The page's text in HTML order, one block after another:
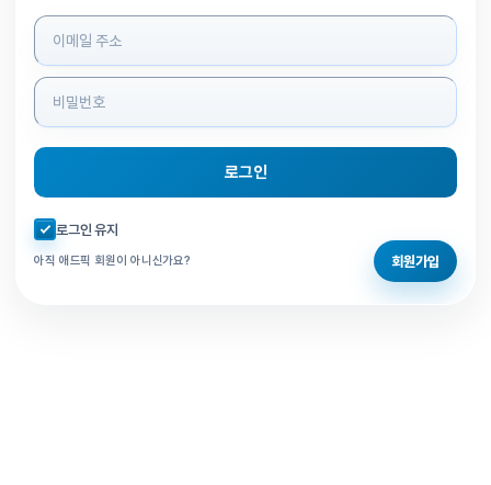
로그인 정보 입력
로그인
자동로그인 체크
로그인 유지
아직 애드픽 회원이 아니신가요? 회원가입